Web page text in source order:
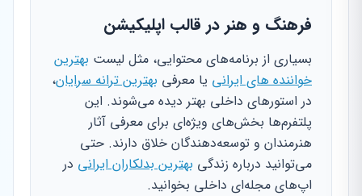
فرهنگ و هنر در قالب اپلیکیشن
بسیاری از برنامه‌های محتوایی، مثل لیست بهترین
خواننده های ایرانی یا معرفی بهترین ترانه سرایان،
در استورهای داخلی بهتر دیده می‌شوند. این
پلتفرم‌ها بخش‌های ویژه‌ای برای معرفی آثار
هنرمندان و توسعه‌دهندگان خلاق دارند. حتی
می‌توانید درباره زندگی بهترین بدلکاران ایرانی در
اپ‌های مجله‌ای داخلی بخوانید.